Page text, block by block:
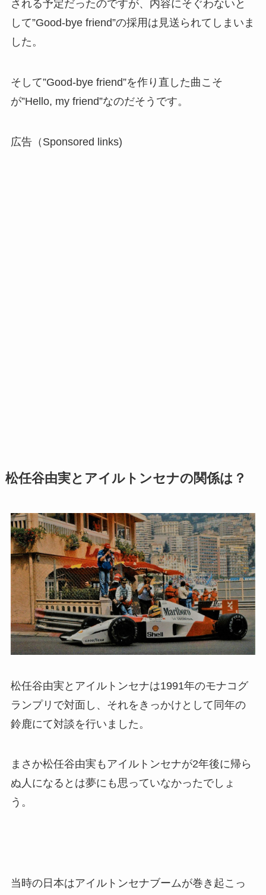
される予定だったのですが、内容にそぐわないと
して”Good-bye friend”の採用は見送られてしまいま
した。
そして”Good-bye friend”を作り直した曲こそ
が”Hello, my friend”なのだそうです。
広告（Sponsored links)
松任谷由実とアイルトンセナの関係は？
松任谷由実とアイルトンセナは1991年のモナコグ
ランプリで対面し、それをきっかけとして同年の
鈴鹿にて対談を行いました。
まさか松任谷由実もアイルトンセナが2年後に帰ら
ぬ人になるとは夢にも思っていなかったでしょ
う。
当時の日本はアイルトンセナブームが巻き起こっ